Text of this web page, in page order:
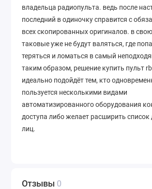
владельца радиопульта. ведь после
последний в одиночку справится с
всех скопированных оригиналов. в
таковые уже не будут валяться, где
теряться и ломаться в самый
таким образом, решение купить пульт
идеально подойдёт тем, кто
пользуется несколькими видами
автоматизированного оборудования
доступа либо желает расширить
лиц.
Отзывы 0